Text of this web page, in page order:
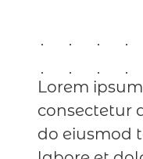
Lorem
consectetur
do eiusmod